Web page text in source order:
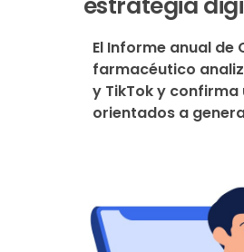
El Informe anual
farmacéutico
y TikTok y
orientados a